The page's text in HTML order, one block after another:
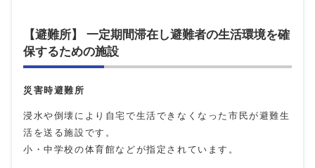
【避難所】 一定期間滞在し避難者の生活環境を確
保するための施設
災害時避難所
浸水や倒壊により自宅で生活できなくなった市民が避難生
活を送る施設です。
小・中学校の体育館などが指定されています。